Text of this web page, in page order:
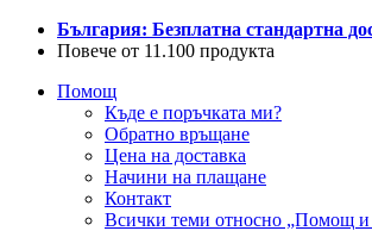
България: Безплатна стандартна
Повече от 11.100 продукта
Помощ
Къде е поръчката ми?
Обратно връщане
Цена на доставка
Начини на плащане
Контакт
Всички теми относно „Помощ и